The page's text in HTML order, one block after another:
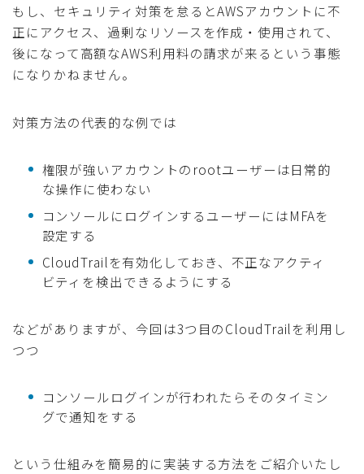
もし、セキュリティ対策を怠るとAWSアカウントに不
正にアクセス、過剰なリソースを作成・使用されて、
後になって高額なAWS利用料の請求が来るという事態
になりかねません。
対策方法の代表的な例では
権限が強いアカウントのrootユーザーは日常的
な操作に使わない
コンソールにログインするユーザーにはMFAを
設定する
CloudTrailを有効化しておき、不正なアクティ
ビティを検出できるようにする
などがありますが、今回は3つ目のCloudTrailを利用し
つつ
コンソールログインが行われたらそのタイミン
グで通知をする
という仕組みを簡易的に実装する方法をご紹介いたし